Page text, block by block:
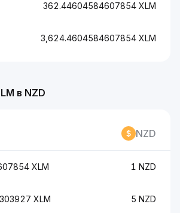
в NZD
NZD
XLM 1 NZD
XLM 5 NZD
362.44604584607854 XLM
3,624.4604584607854 XLM